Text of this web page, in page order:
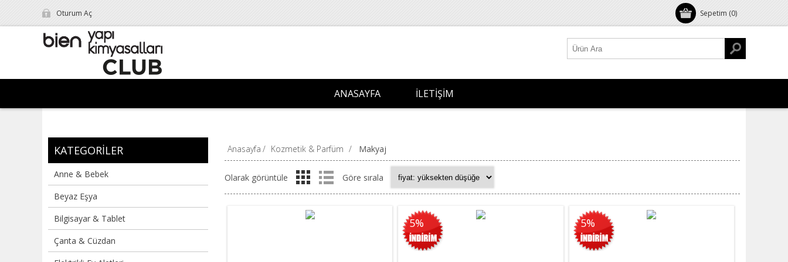
Sepetim (0)
Oturum Aç
ANASAYFA İLETIŞIM
KATEGORILER
Anne & Bebek
Beyaz Eşya
Bilgisayar & Tablet
Çanta & Cüzdan
Anasayfa / Kozmetik & Parfüm / Makyaj
Olarak görüntüle Göre sırala
5% 5%